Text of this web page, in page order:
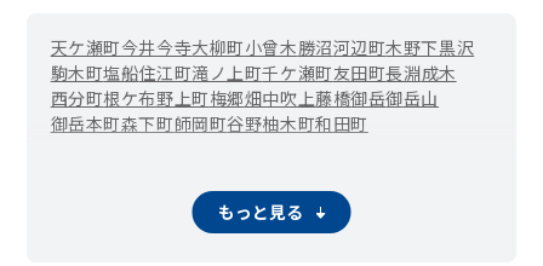
天ケ瀬町今井今寺大柳町小曾木勝沼河辺町木野下黒沢
駒木町塩船住江町滝ノ上町千ケ瀬町友田町長淵成木
西分町根ケ布野上町梅郷畑中吹上藤橋御岳御岳山
御岳本町森下町師岡町谷野柚木町和田町
もっと見る